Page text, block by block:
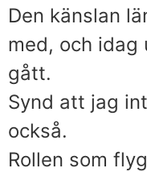
Den känslan
med, och idag
gått.
Synd att jag
också.
Rollen som